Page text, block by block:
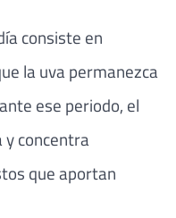
consiste en
la uva permanezca
ese periodo, el
concentra
que aportan